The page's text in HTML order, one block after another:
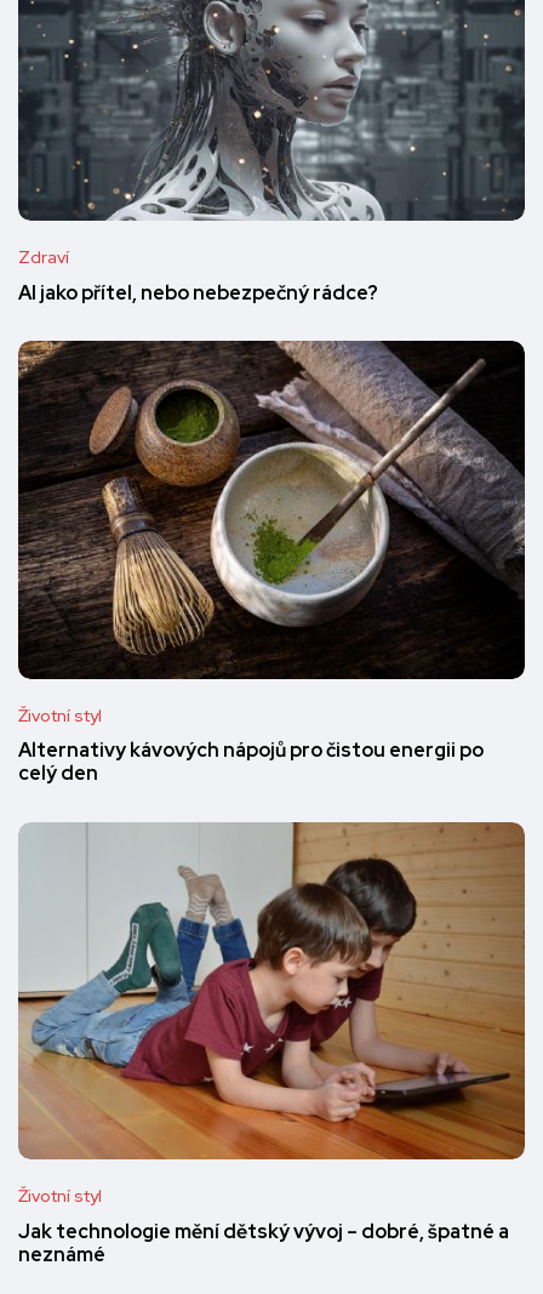
Zdraví
AI jako přítel, nebo nebezpečný rádce?
Životní styl
Alternativy kávových nápojů pro čistou energii po
celý den
Životní styl
Jak technologie mění dětský vývoj – dobré, špatné a
neznámé